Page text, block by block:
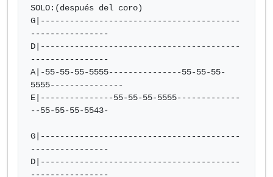
SOLO:(después del coro)
G|-----------------------------------------
----------------
D|-----------------------------------------
----------------
A|-55-55-55-5555---------------55-55-55-
5555---------------
E|---------------55-55-55-5555-------------
--55-55-55-5543-
G|-----------------------------------------
----------------
D|-----------------------------------------
----------------